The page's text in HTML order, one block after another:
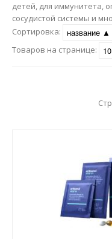
детей, для иммунитета,
сосудистой системы и
Сортировка:
Товаров на странице: